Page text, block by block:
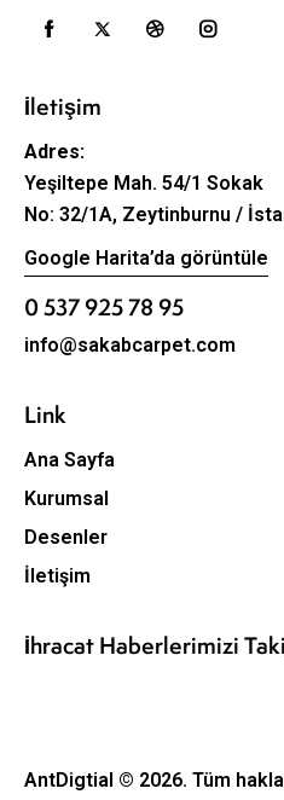
İletişim
Adres:
Yeşiltepe Mah. 54/1 Sokak
No: 32/1A, Zeytinburnu /
Google Harita’da görüntüle
0 537 925 78 95
info@sakabcarpet.com
Link
Ana Sayfa
Kurumsal
Desenler
İletişim
İhracat Haberlerimizi
AntDigtial © 2026. Tüm